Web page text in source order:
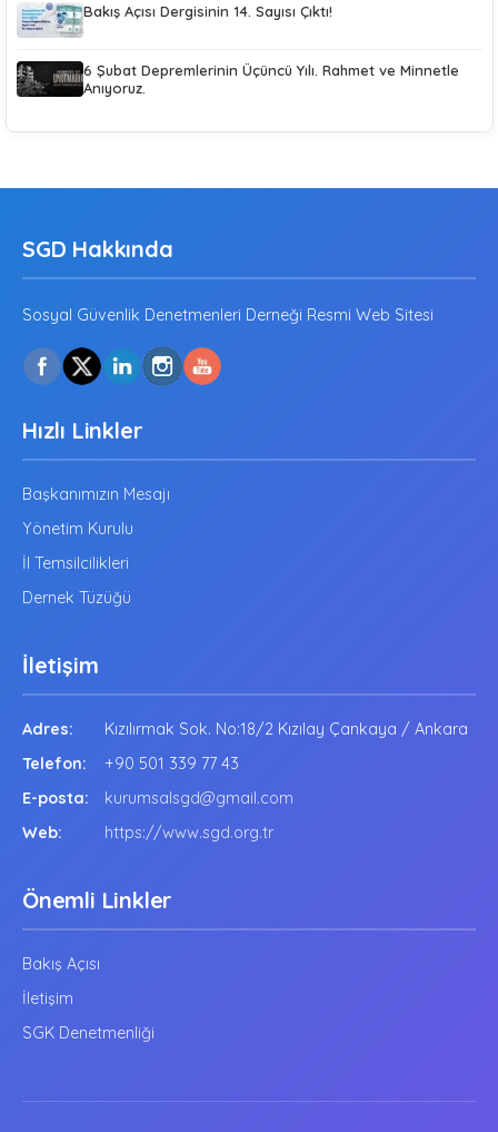
Bakış Açısı Dergisinin 14. Sayısı Çıktı!
6 Şubat Depremlerinin Üçüncü Yılı. Rahmet ve Minnetle
Anıyoruz.
SGD Hakkında
Sosyal Güvenlik Denetmenleri Derneği Resmi Web Sitesi
Hızlı Linkler
Başkanımızın Mesajı
Yönetim Kurulu
İl Temsilcilikleri
Dernek Tüzüğü
İletişim
Adres:
Kızılırmak Sok. No:18/2 Kızılay Çankaya / Ankara
Telefon:
+90 501 339 77 43
E-posta:
kurumsalsgd@gmail.com
Web:
https://www.sgd.org.tr
Önemli Linkler
Bakış Açısı
İletişim
SGK Denetmenliği